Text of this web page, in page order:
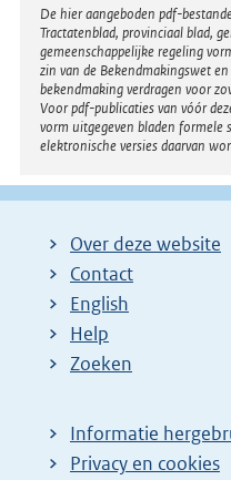
Disclaimer
De hier aangeboden pdf-
Tractatenblad, provinciaal blad,
gemeenschappelijke regeling
zin van de Bekendmakingswet
bekendmaking verdragen voor
Voor pdf-publicaties van vóór
vorm uitgegeven bladen formele
elektronische versies daarvan
Over deze website
Contact
English
Help
Zoeken
Informatie
Privacy en cookies